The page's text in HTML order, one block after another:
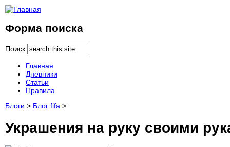
Форма поиска
Поиск
Главная
Дневники
Статьи
Правила
Блоги > Блог fifa >
Украшения на руку своими